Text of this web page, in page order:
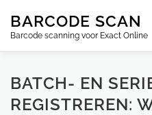
naarBARCODE SCAN
Barcode scanning voor Exact Online
ABONNEMENTEN FAQ
BATCH- EN
REGISTREREN: